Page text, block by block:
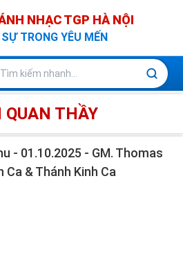
NHẠC TGP HÀ NỘI
TRONG YÊU MẾN
THẦY
- 01.10.2025 - GM. Thomas
& Thánh Kinh Ca